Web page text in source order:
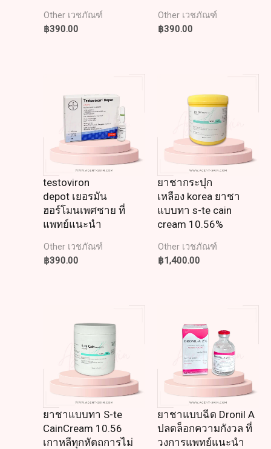
Other เวชภัณฑ์
฿390.00
Other เวชภัณฑ์
฿390.00
testoviron
depot เยอรมัน
ฮอร์โมนเพศชาย ที่
แพทย์แนะนำ
Other เวชภัณฑ์
฿390.00
ยาชากระปุก
เหลือง korea ยาชา
แบบทา s-te cain
cream 10.56%
Other เวชภัณฑ์
฿1,400.00
ยาชาแบบทา S-te
CainCream 10.56
เกาหลีทุกหัตถการไม่
ยาชาแบบฉีด Dronil A
ปลดล็อกความกังวล ที่
วงการแพทย์แนะนำ